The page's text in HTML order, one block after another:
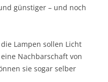
günstiger – und noch
die Lampen sollen Licht
Nachbarschaft von
sie sogar selber